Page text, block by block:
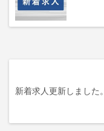
新着求人更新しました。